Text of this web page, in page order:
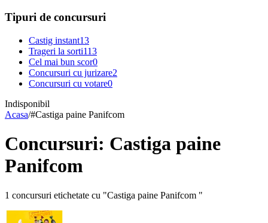
Tipuri de concursuri
Castig instant13
Trageri la sorti113
Cel mai bun scor0
Concursuri cu jurizare2
Concursuri cu votare0
Indisponibil
Acasa/#Castiga paine Panifcom
Concursuri: Castiga paine
Panifcom
1 concursuri etichetate cu "Castiga paine Panifcom "